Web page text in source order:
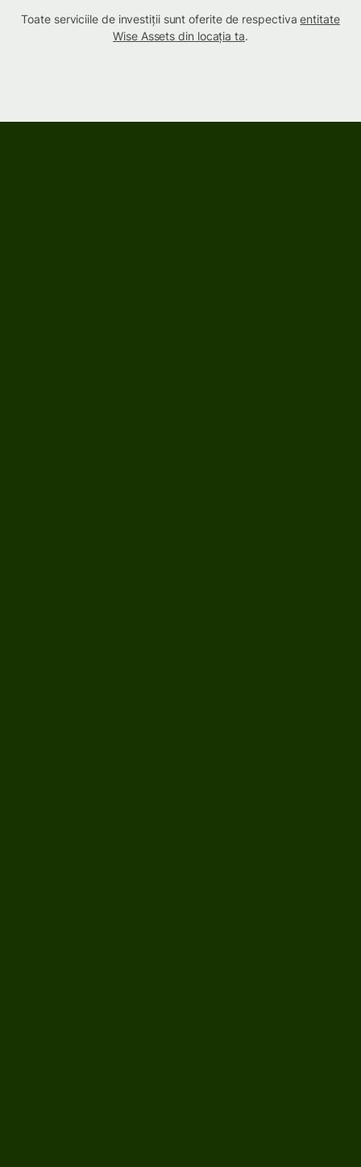
Toate serviciile de investiții sunt oferite de respectivaentitate
Wise Assets din locația ta.